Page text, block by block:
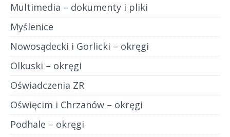
Multimedia – dokumenty i pliki
Myślenice
Nowosądecki i Gorlicki – okręgi
Olkuski – okręgi
Oświadczenia ZR
Oświęcim i Chrzanów – okręgi
Podhale – okręgi